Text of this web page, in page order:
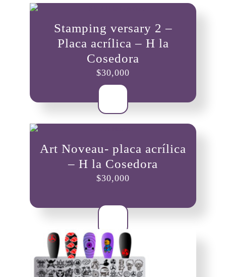
Stamping versary 2 –
Placa acrílica – H la
Cosedora
$30,000
Art Noveau- placa acrílica
– H la Cosedora
$30,000